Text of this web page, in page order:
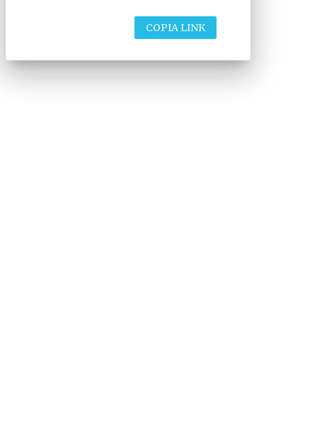
COPIA LINK